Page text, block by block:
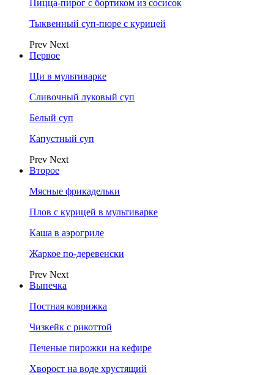
Пицца-пирог с бортиком из сосисок
Тыквенный суп-пюре с курицей
Prev Next
Первое
Щи в мультиварке
Сливочный луковый суп
Белый суп
Капустный суп
Prev Next
Второе
Мясные фрикадельки
Плов с курицей в мультиварке
Каша в аэрогриле
Жаркое по-деревенски
Prev Next
Выпечка
Постная коврижка
Чизкейк с рикоттой
Печеные пирожки на кефире
Хворост на воде хрустящий